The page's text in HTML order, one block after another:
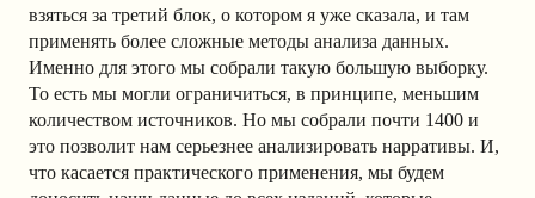
взяться за третий блок, о котором я уже сказала, и там
применять более сложные методы анализа данных.
Именно для этого мы собрали такую большую выборку.
То есть мы могли ограничиться, в принципе, меньшим
количеством источников. Но мы собрали почти 1400 и
это позволит нам серьезнее анализировать нарративы. И,
что касается практического применения, мы будем